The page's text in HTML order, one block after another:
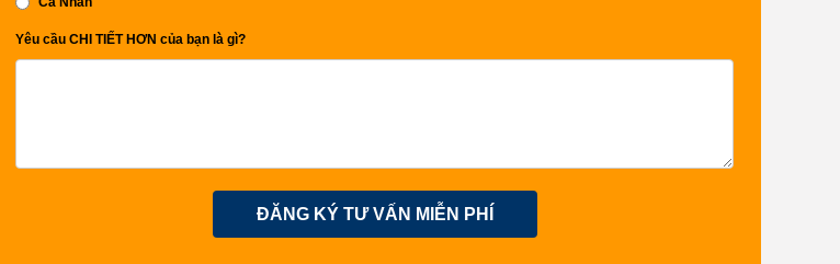
Yêu cầu CHI TIẾT HƠN của bạn là gì?
ĐĂNG KÝ TƯ VẤN MIỄN PHÍ